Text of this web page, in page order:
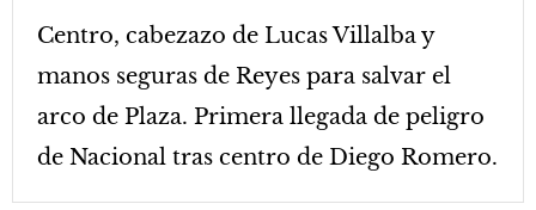
Centro, cabezazo de Lucas Villalba y
manos seguras de Reyes para salvar el
arco de Plaza. Primera llegada de peligro
de Nacional tras centro de Diego Romero.